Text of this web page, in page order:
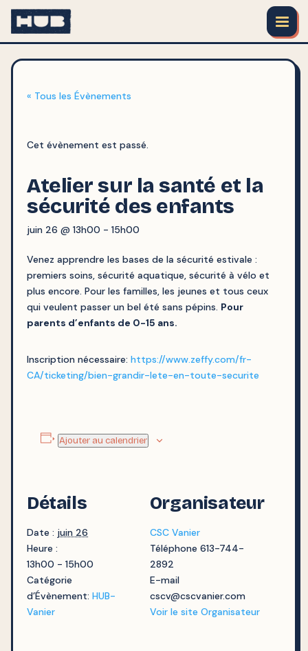
« Tous les Évènements
Cet évènement est passé.
Atelier sur la santé et la
sécurité des enfants
juin 26 @ 13h00 - 15h00
Venez apprendre les bases de la sécurité estivale :
premiers soins, sécurité aquatique, sécurité à vélo et
plus encore. Pour les familles, les jeunes et tous ceux
qui veulent passer un bel été sans pépins. Pour
parents d’enfants de 0-15 ans.
Inscription nécessaire: https://www.zeffy.com/fr-
CA/ticketing/bien-grandir-lete-en-toute-securite
Ajouter au calendrier
Détails
Date : juin 26
Heure :
13h00 - 15h00
Catégorie
d’Évènement: HUB-
Vanier
Organisateur
CSC Vanier
Téléphone 613-744-
2892
E-mail
cscv@cscvanier.com
Voir le site Organisateur